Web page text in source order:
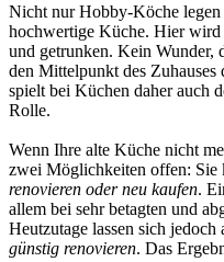
Nicht nur Hobby-Köche legen
hochwertige Küche. Hier wird
und getrunken. Kein Wunder,
den Mittelpunkt des
spielt bei Küchen daher auch
Rolle.
Wenn Ihre alte Küche nicht
zwei Möglichkeiten offen: Sie
renovieren oder neu kaufen.
allem bei sehr betagten und
Heutzutage lassen sich jedoch
günstig renovieren. Das